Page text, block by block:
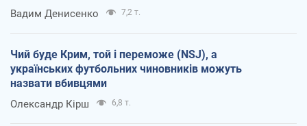
Вадим Денисенко 7,2 т.
Чий буде Крим, той і переможе (NSJ), а
українських футбольних чиновників можуть
назвати вбивцями
Олександр Кірш 6,8 т.